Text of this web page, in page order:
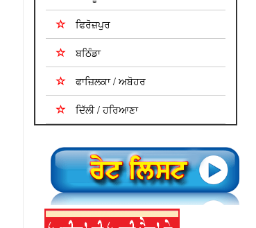
ਫਿਰੋਜ਼ਪੁਰ
ਬਠਿੰਡਾ
ਫਾਜ਼ਿਲਕਾ / ਅਬੋਹਰ
ਦਿੱਲੀ / ਹਰਿਆਣਾ